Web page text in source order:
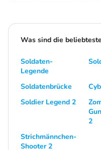
Was sind die
Soldaten-
Legende
Soldatenbrücke
Soldier Legend 2
2
Strichmännchen-
Shooter 2